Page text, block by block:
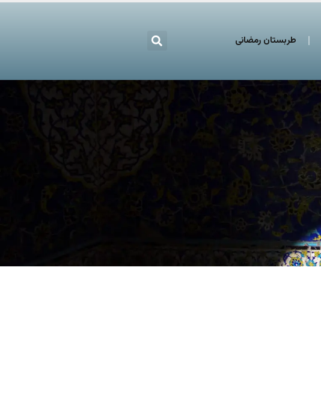
طربستان رمضانی